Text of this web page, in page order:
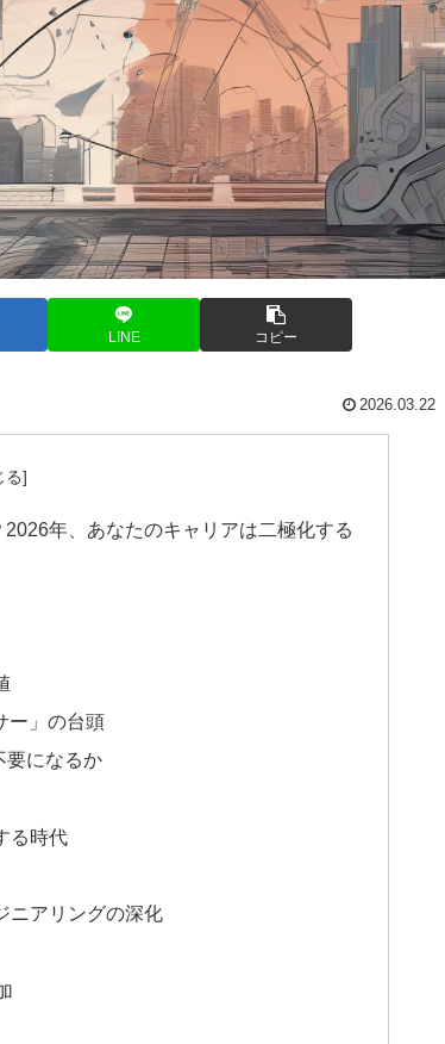
LINE コピー
2026.03.22
年、あなたのキャリアは二極化する
ー」の台頭
要になるか
る時代
ニアリングの深化